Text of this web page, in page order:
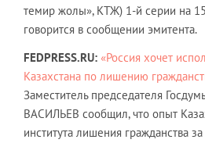
темир жолы», КТЖ) 1-й серии на
говорится в сообщении эмитента.
FEDPRESS.RU: «Россия хочет
Казахстана по лишению
Заместитель председателя
ВАСИЛЬЕВ сообщил, что опыт
института лишения гражданства